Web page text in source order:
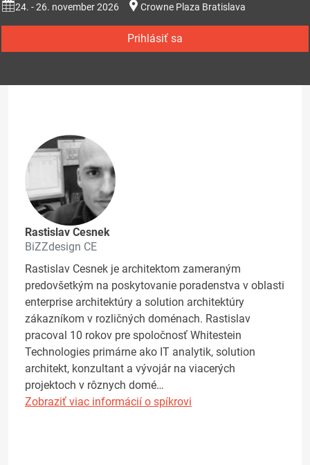
24. - 26. november 2026 Crowne Plaza Bratislava
Prihlásiť sa
Rastislav Cesnek
BiZZdesign CE
Rastislav Cesnek je architektom zameraným
predovšetkým na poskytovanie poradenstva v oblasti
enterprise architektúry a solution architektúry
zákazníkom v rozličných doménach. Rastislav
pracoval 10 rokov pre spoločnosť Whitestein
Technologies primárne ako IT analytik, solution
architekt, konzultant a vývojár na viacerých
projektoch v rôznych domé…
Zobraziť viac informácií o spíkrovi